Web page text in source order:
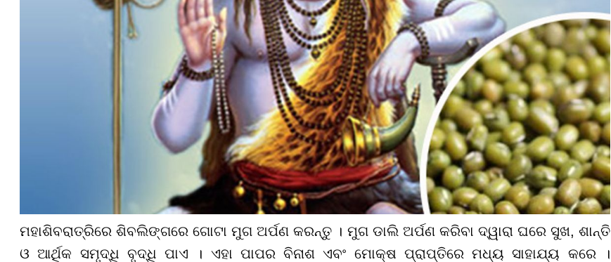
ମହାଶିବରାତ୍ରିରେ ଶିବଲିଙ୍ଗରେ ଗୋଟା ମୁଗ ଅର୍ପଣ କରନ୍ତୁ । ମୁଗ ଡାଲି ଅର୍ପଣ କରିବା ଦ୍ୱାରା ଘରେ ସୁଖ, ଶାନ୍ତି
ଓ ଆର୍ଥିକ ସମୃଦ୍ଧି ବୃଦ୍ଧି ପାଏ । ଏହା ପାପର ବିନାଶ ଏବଂ ମୋକ୍ଷ ପ୍ରାପ୍ତିରେ ମଧ୍ୟ ସାହାଯ୍ୟ କରେ ।